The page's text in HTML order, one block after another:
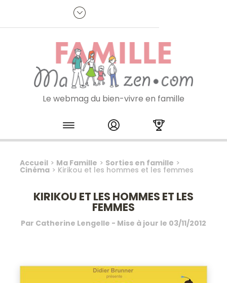
Je m'inscris à la newsletter
Le webmag du bien-vivre en famille
Skip to content
Accueil > Ma Famille > Sorties en famille >
Cinéma > Kirikou et les hommes et les femmes
KIRIKOU ET LES HOMMES ET LES
FEMMES
Par Catherine Lengelle - Mise à jour le 03/11/2012
Panneau de gestion des cookies